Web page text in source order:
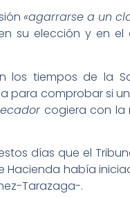
«agarrarse a un
su elección y en
los tiempos de la
para comprobar si
cogiera con la
días que el
Hacienda había
Tarazaga-.